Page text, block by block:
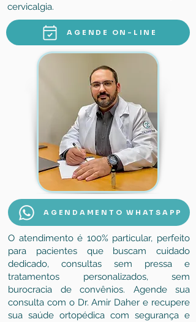
cervicalgia.
AGENDE ON-LINE
AGENDAMENTO WHATSAPP
O atendimento é 100% particular, perfeito
para pacientes que buscam cuidado
dedicado, consultas sem pressa e
tratamentos personalizados, sem
burocracia de convênios. Agende sua
consulta com o Dr. Amir Daher e recupere
sua saúde ortopédica com segurança e